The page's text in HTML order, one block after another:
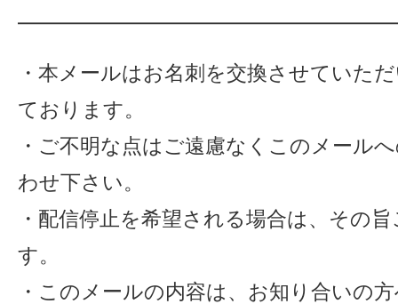
・本メールはお名刺を交換させていた
ております。
・ご不明な点はご遠慮なくこのメール
わせ下さい。
・配信停止を希望される場合は、その
す。
・このメールの内容は、お知り合いの